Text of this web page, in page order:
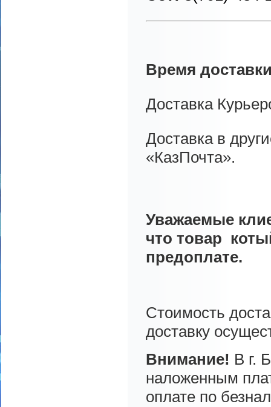
Время
Доставка
Доставка в
«КазПочта».
Уважаемые
что товар
предоплате.
Стоимость
доставку
Внимание! В г.
наложенным
оплате по